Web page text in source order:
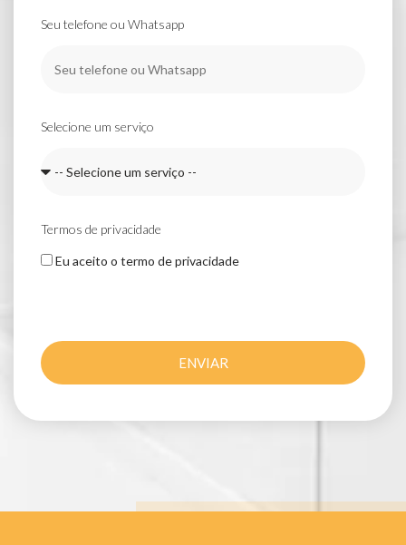
Seu telefone ou Whatsapp
Selecione um serviço
Termos de privacidade
Eu aceito o termo de privacidade
ENVIAR